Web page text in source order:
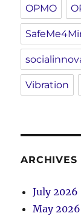
OPMO
Vibration
ARCHIVES
July 2026
May 2026